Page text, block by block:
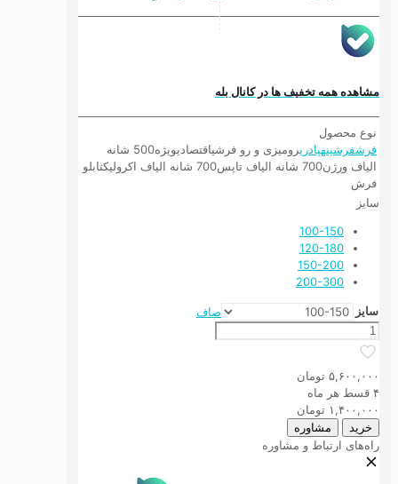
مشاهده همه تخفیف ها در کانال بله
نوع محصول
فرشفرشینهپادریرومیزی و رو فرشیاقتصادیویژه
500 شانه
الیاف ورژن700 شانه الیاف تاپس 700 شانه الیاف اکرولیک
تابلو
فرش
سایز
100-150
120-180
150-200
200-300
سایز
صاف
فرش
ماشینی
طرح
خرامانِ
شب
عدد
۵,۶۰۰,۰۰۰ تومان
۴ قسط هر ماه
۱,۴۰۰,۰۰۰ تومان
خرید مشاوره
راه‌های ارتباط و مشاوره